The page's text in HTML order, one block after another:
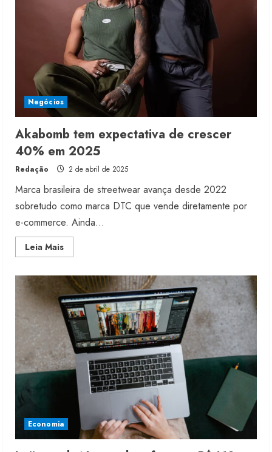
Negócios
Akabomb tem expectativa de crescer
40% em 2025
Redação 2 de abril de 2025
Marca brasileira de streetwear avança desde 2022
sobretudo como marca DTC que vende diretamente por
e-commerce. Ainda...
Leia MaisRead
more
tem
expectativa
de
crescer
40%
em
2025
Economia